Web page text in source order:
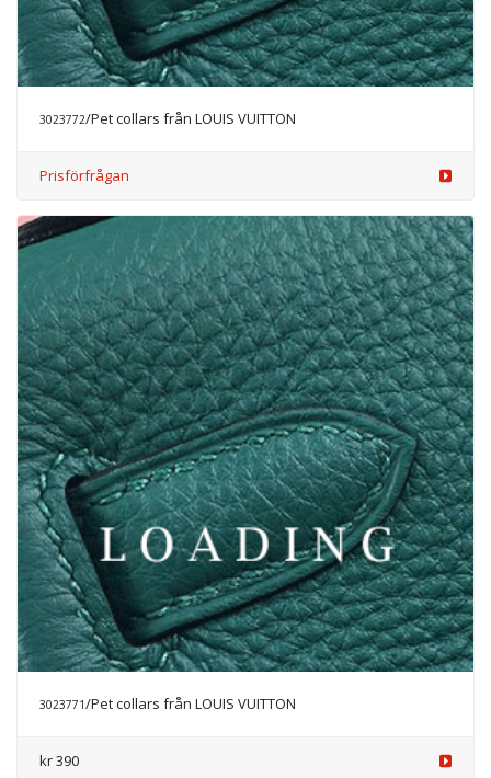
3023772/Pet collars från LOUIS VUITTON
Prisförfrågan
3023771/Pet collars från LOUIS VUITTON
kr 390